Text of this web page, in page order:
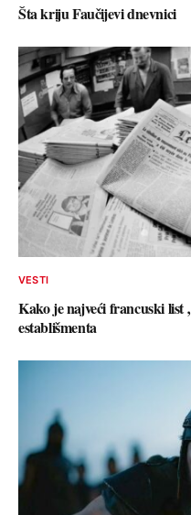
Šta kriju Faučijevi dnevnici
VESTI
Kako je najveći francuski list
establišmenta